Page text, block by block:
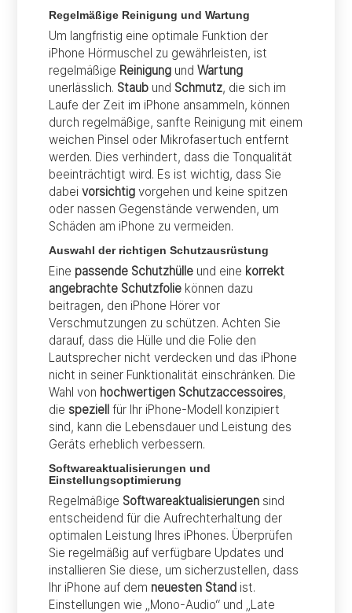
Regelmäßige Reinigung und Wartung
Um langfristig eine optimale Funktion der
iPhone Hörmuschel zu gewährleisten, ist
regelmäßige Reinigung undWartung
unerlässlich. Staub und Schmutz, die sich im
Laufe der Zeit im iPhone ansammeln, können
durch regelmäßige, sanfte Reinigung mit einem
weichen Pinsel oder Mikrofasertuch entfernt
werden. Dies verhindert, dass die Tonqualität
beeinträchtigt wird. Es ist wichtig, dass Sie
dabeivorsichtig vorgehen und keine spitzen
oder nassen Gegenstände verwenden, um
Schäden am iPhone zu vermeiden.
Auswahl der richtigen Schutzausrüstung
Eine passende Schutzhülle und eine korrekt
angebrachte Schutzfolie können dazu
beitragen, den iPhone Hörer vor
Verschmutzungen zu schützen. Achten Sie
darauf, dass die Hülle und die Folie den
Lautsprecher nicht verdecken und das iPhone
nicht in seiner Funktionalität einschränken. Die
Wahl von hochwertigen Schutzaccessoires,
diespeziell für Ihr iPhone-Modell konzipiert
sind, kann die Lebensdauer und Leistung des
Geräts erheblich verbessern.
Softwareaktualisierungen und
Einstellungsoptimierung
Regelmäßige Softwareaktualisierungen sind
entscheidend für die Aufrechterhaltung der
optimalen Leistung Ihres iPhones. Überprüfen
Sie regelmäßig auf verfügbare Updates und
installieren Sie diese, um sicherzustellen, dass
Ihr iPhone auf dem neuesten Stand ist.
Einstellungen wie „Mono-Audio“ und „Late